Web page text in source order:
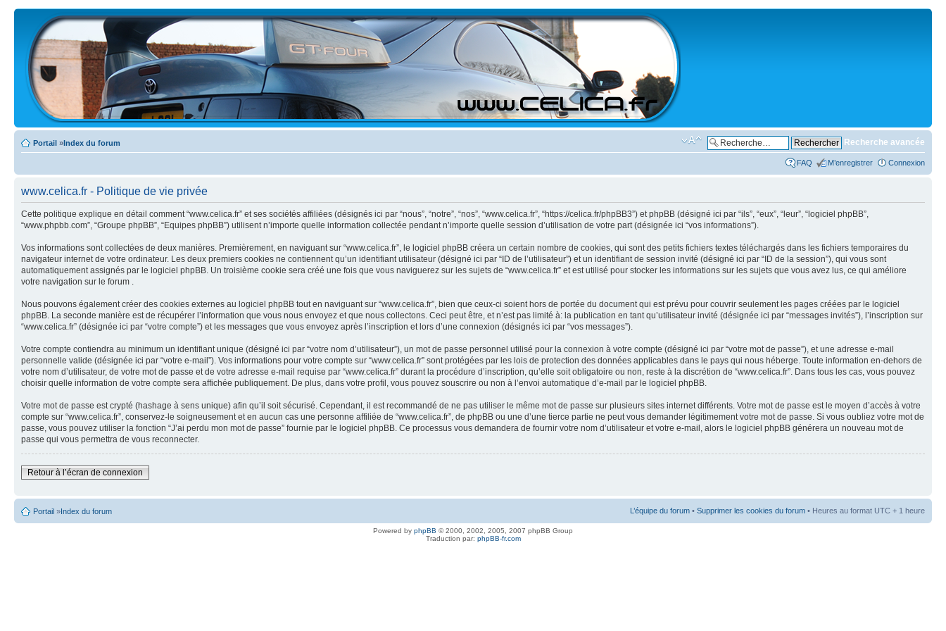
Portail »Index du forum Recherche avancée
FAQ M’enregistrer Connexion
www.celica.fr - Politique de vie privée
Cette politique explique en détail comment “www.celica.fr” et ses sociétés affiliées (désignés ici par “nous”, “notre”, “nos”, “www.celica.fr”, “https://celica.fr/phpBB3”) et phpBB (désigné ici par “ils”, “eux”, “leur”, “logiciel phpBB”,
“www.phpbb.com”, “Groupe phpBB”, “Equipes phpBB”) utilisent n’importe quelle information collectée pendant n’importe quelle session d’utilisation de votre part (désignée ici “vos informations”).
Vos informations sont collectées de deux manières. Premièrement, en naviguant sur “www.celica.fr”, le logiciel phpBB créera un certain nombre de cookies, qui sont des petits fichiers textes téléchargés dans les fichiers temporaires du
navigateur internet de votre ordinateur. Les deux premiers cookies ne contiennent qu’un identifiant utilisateur (désigné ici par “ID de l’utilisateur”) et un identifiant de session invité (désigné ici par “ID de la session”), qui vous sont
automatiquement assignés par le logiciel phpBB. Un troisième cookie sera créé une fois que vous naviguerez sur les sujets de “www.celica.fr” et est utilisé pour stocker les informations sur les sujets que vous avez lus, ce qui améliore
votre navigation sur le forum .
Nous pouvons également créer des cookies externes au logiciel phpBB tout en naviguant sur “www.celica.fr”, bien que ceux-ci soient hors de portée du document qui est prévu pour couvrir seulement les pages créées par le logiciel
phpBB. La seconde manière est de récupérer l’information que vous nous envoyez et que nous collectons. Ceci peut être, et n’est pas limité à: la publication en tant qu’utilisateur invité (désignée ici par “messages invités”), l’inscription sur
“www.celica.fr” (désignée ici par “votre compte”) et les messages que vous envoyez après l’inscription et lors d’une connexion (désignés ici par “vos messages”).
Votre compte contiendra au minimum un identifiant unique (désigné ici par “votre nom d’utilisateur”), un mot de passe personnel utilisé pour la connexion à votre compte (désigné ici par “votre mot de passe”), et une adresse e-mail
personnelle valide (désignée ici par “votre e-mail”). Vos informations pour votre compte sur “www.celica.fr” sont protégées par les lois de protection des données applicables dans le pays qui nous héberge. Toute information en-dehors de
votre nom d’utilisateur, de votre mot de passe et de votre adresse e-mail requise par “www.celica.fr” durant la procédure d’inscription, qu’elle soit obligatoire ou non, reste à la discrétion de “www.celica.fr”. Dans tous les cas, vous pouvez
choisir quelle information de votre compte sera affichée publiquement. De plus, dans votre profil, vous pouvez souscrire ou non à l’envoi automatique d’e-mail par le logiciel phpBB.
Votre mot de passe est crypté (hashage à sens unique) afin qu’il soit sécurisé. Cependant, il est recommandé de ne pas utiliser le même mot de passe sur plusieurs sites internet différents. Votre mot de passe est le moyen d’accès à votre
compte sur “www.celica.fr”, conservez-le soigneusement et en aucun cas une personne affiliée de “www.celica.fr”, de phpBB ou une d’une tierce partie ne peut vous demander légitimement votre mot de passe. Si vous oubliez votre mot de
passe, vous pouvez utiliser la fonction “J’ai perdu mon mot de passe” fournie par le logiciel phpBB. Ce processus vous demandera de fournir votre nom d’utilisateur et votre e-mail, alors le logiciel phpBB générera un nouveau mot de
passe qui vous permettra de vous reconnecter.
Retour à l’écran de connexion
Portail »Index du forum L’équipe du forum • Supprimer les cookies du forum • Heures au format UTC + 1 heure
Powered by phpBB © 2000, 2002, 2005, 2007 phpBB Group
Traduction par: phpBB-fr.com